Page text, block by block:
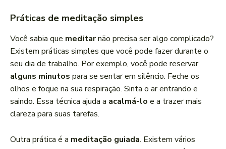
Práticas de meditação simples
Você sabia que meditarnão precisa ser algo complicado?
Existem práticas simples que você pode fazer durante o
seu dia de trabalho. Por exemplo, você pode reservar
alguns minutos para se sentar em silêncio. Feche os
olhos e foque na sua respiração. Sinta o ar entrando e
saindo. Essa técnica ajuda a acalmá-lo e a trazer mais
clareza para suas tarefas.
Outra prática é a meditação guiada. Existem vários